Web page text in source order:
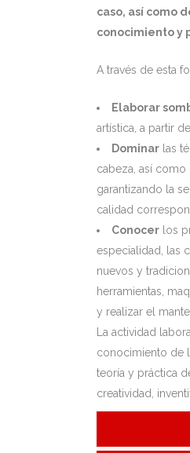
caso, así como
conocimiento y
A través de esta
Elaborar
artística, a partir
Dominar las
cabeza, así como
garantizando la
calidad
Conocer los
especialidad, las
nuevos y
herramientas,
y realizar el
La actividad
conocimiento de
teoría y práctica
creatividad,